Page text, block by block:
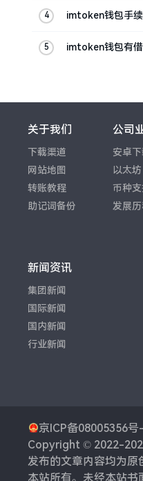
imtoken钱包手
imtoken钱包有
关于我们
下载渠道
网站地图
转账教程
助记词备份
公司
安卓
以太坊
币种
发展
新闻资讯
集团新闻
国际新闻
国内新闻
行业新闻
京ICP备08005356号
Copyright © 2022-
发布的文章内容均为原
本站所有。未经本站